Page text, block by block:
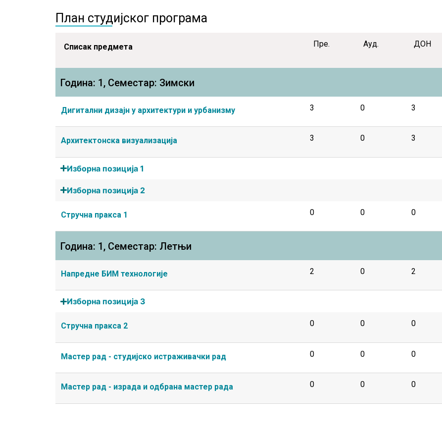
План студијског програма
Списак предмета Пре. Ауд. ДОН
Година: 1, Семестар: Зимски
Дигитални дизајн у архитектури и урбанизму 3 0 3
Архитектонска визуализација 3 0 3
Изборна позиција 1
Изборна позиција 2
Стручна пракса 1 0 0 0
Година: 1, Семестар: Летњи
Напредне БИМ технологије 2 0 2
Изборна позиција 3
Стручна пракса 2 0 0 0
Мастер рад - студијско истраживачки рад 0 0 0
Мастер рад - израда и одбрана мастер рада 0 0 0